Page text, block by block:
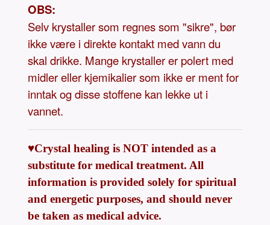
OBS:
Selv krystaller som regnes som "sikre", bør
ikke være i direkte kontakt med vann du
skal drikke. Mange krystaller er polert med
midler eller kjemikalier som ikke er ment for
inntak og disse stoffene kan lekke ut i
vannet.
♥Crystal healing is NOT intended as a
substitute for medical treatment. All
information is provided solely for spiritual
and energetic purposes, and should never
be taken as medical advice.